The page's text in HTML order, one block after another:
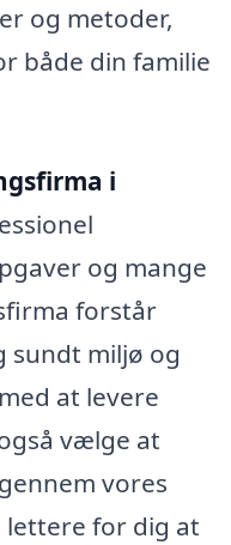
og metoder,
både din familie
i
og mange
forstår
sundt miljø og
at levere
vælge at
vores
for dig at